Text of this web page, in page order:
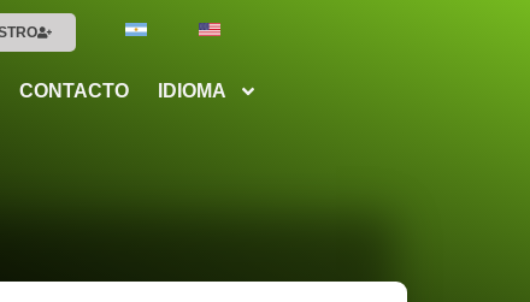
CONTACTO IDIOMA